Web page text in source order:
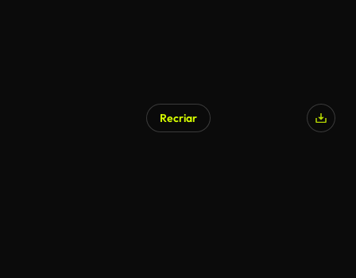
Recriar